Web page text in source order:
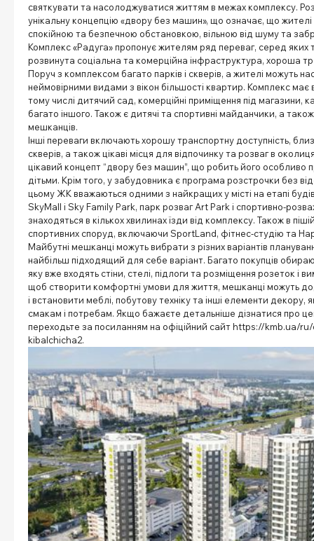
святкувати та насолоджуватися життям в межах комплексу.
унікальну концепцію «двору без машин», що означає, що
спокійною та безпечною обстановкою, вільною від шуму та
Комплекс «Радуга» пропонує жителям ряд переваг, серед яких
розвинута соціальна та комерційна інфраструктура, хороша
Поруч з комплексом багато парків і скверів, а жителі можуть
неймовірними видами з вікон більшості квартир. Комплекс має
тому числі дитячий сад, комерційні приміщення під магазини,
багато іншого. Також є дитячі та спортивні майданчики, а
мешканців.
Інші переваги включають хорошу транспортну доступність,
скверів, а також цікаві місця для відпочинку та розваг в
цікавий концепт “двору без машин”, що робить його особливо
дітьми. Крім того, у забудовника є програма розстрочки без
цьому ЖК вважаються одними з найкращих у місті на етапі
SkyMall і Sky Family Park, парк розваг Art Park і спортивно-
знаходяться в кількох хвилинах їзди від комплексу. Також в
спортивних споруд, включаючи SportLand, фітнес-студію та
Майбутні мешканці можуть вибрати з різних варіантів
найбільш підходящий для себе варіант. Багато покупців
яку вже входять стіни, стелі, підлоги та розміщення розеток і
щоб створити комфортні умови для життя, мешканці можуть
і встановити меблі, побутову техніку та інші елементи декору,
смакам і потребам. Якщо бажаєте детальніше дізнатися про
переходьте за посиланням на офіційний сайт https://kmb.ua/
kibalchicha2.